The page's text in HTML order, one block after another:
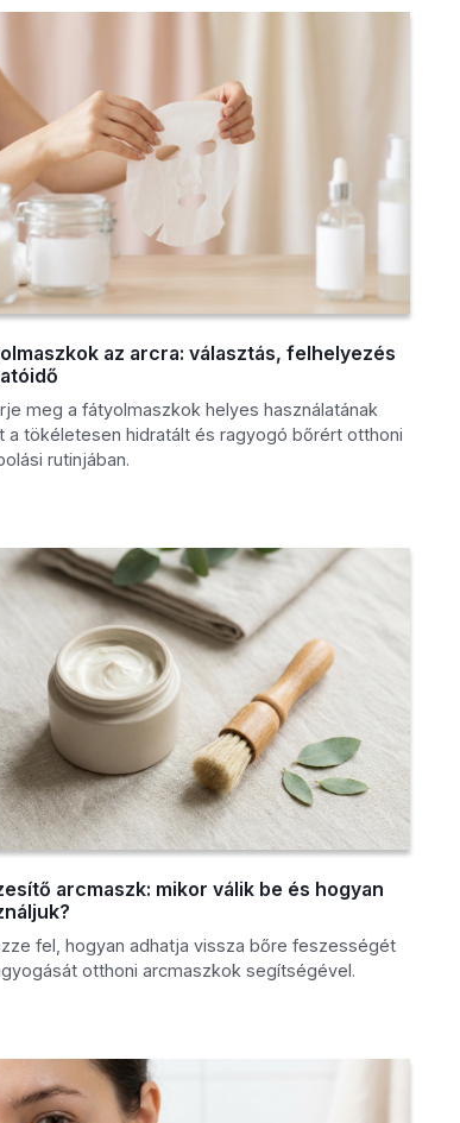
az arcra: választás, felhelyezés
meg a fátyolmaszkok helyes használatának
a tökéletesen hidratált és ragyogó bőrért otthoni
rutinjában.
arcmaszk: mikor válik be és hogyan
fel, hogyan adhatja vissza bőre feszességét
otthoni arcmaszkok segítségével.